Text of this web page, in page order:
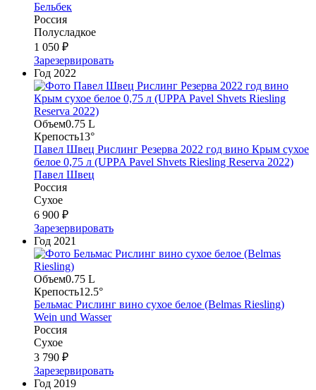
Бельбек
Россия
Полусладкое
1 050 ₽
Зарезервировать
Год 2022
Объем0.75 L
Крепость13°
Павел Швец Рислинг Резерва 2022 год вино Крым сухое
белое 0,75 л (UPPA Pavel Shvets Riesling Reserva 2022)
Павел Швец
Россия
Сухое
6 900 ₽
Зарезервировать
Год 2021
Объем0.75 L
Крепость12.5°
Бельмас Рислинг вино сухое белое (Belmas Riesling)
Wein und Wasser
Россия
Сухое
3 790 ₽
Зарезервировать
Год 2019